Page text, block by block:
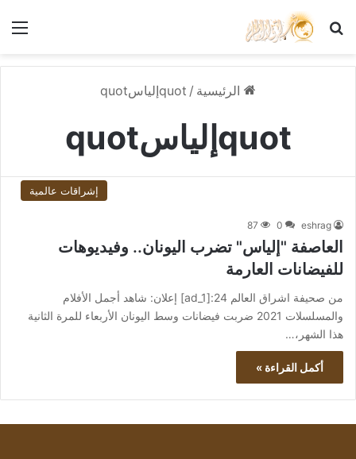
بحث عن
الرئيسية / quotإلياسquot
quotإلياسquot
إشراقات عالمية
eshrag
0
87
العاصفة "إلياس" تضرب اليونان.. وفيديوهات
للفيضانات العارمة
من صحيفة اشراق العالم 24:[ad_1] إعلان: شاهد أجمل الأفلام
والمسلسلات 2021 ضربت فيضانات وسط اليونان الأربعاء للمرة الثانية
هذا الشهر،…
أكمل القراءة »